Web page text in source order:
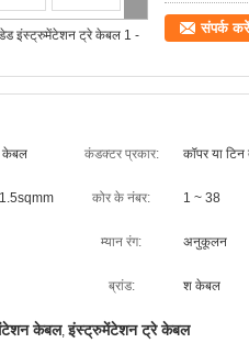
इंस्ट्रुमेंटेशन ट्रे केबल 1 -
संपर्क करें
केबल कंडक्टर प्रकार: कॉपर या टिन
कोर के नंबर: 1 ~ 38
म्यान रंग: अनुकूलन
ब्रांड: श केबल
केबल,इंस्ट्रुमेंटेशन ट्रे केबल